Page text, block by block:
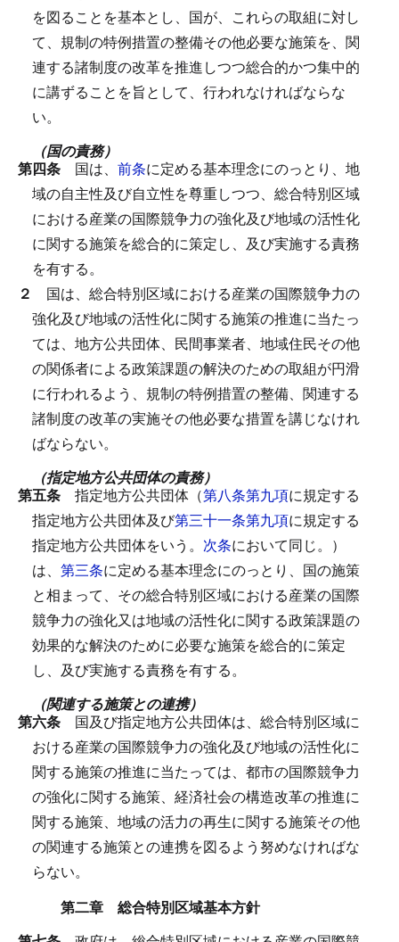
を図ることを基本とし、国が、これらの取組に対し
て、規制の特例措置の整備その他必要な施策を、関
連する諸制度の改革を推進しつつ総合的かつ集中的
に講ずることを旨として、行われなければならな
い。
（国の責務）
第四条 国は、 前条に定める基本理念にのっとり、地
域の自主性及び自立性を尊重しつつ、総合特別区域
における産業の国際競争力の強化及び地域の活性化
に関する施策を総合的に策定し、及び実施する責務
を有する。
２ 国は、総合特別区域における産業の国際競争力の
強化及び地域の活性化に関する施策の推進に当たっ
ては、地方公共団体、民間事業者、地域住民その他
の関係者による政策課題の解決のための取組が円滑
に行われるよう、規制の特例措置の整備、関連する
諸制度の改革の実施その他必要な措置を講じなけれ
ばならない。
（指定地方公共団体の責務）
第五条 指定地方公共団体（第八条第九項に規定する
指定地方公共団体及び第三十一条第九項に規定する
指定地方公共団体をいう。 次条において同じ。）
は、 第三条に定める基本理念にのっとり、国の施策
と相まって、その総合特別区域における産業の国際
競争力の強化又は地域の活性化に関する政策課題の
効果的な解決のために必要な施策を総合的に策定
し、及び実施する責務を有する。
（関連する施策との連携）
第六条 国及び指定地方公共団体は、総合特別区域に
おける産業の国際競争力の強化及び地域の活性化に
関する施策の推進に当たっては、都市の国際競争力
の強化に関する施策、経済社会の構造改革の推進に
関する施策、地域の活力の再生に関する施策その他
の関連する施策との連携を図るよう努めなければな
らない。
第二章 総合特別区域基本方針